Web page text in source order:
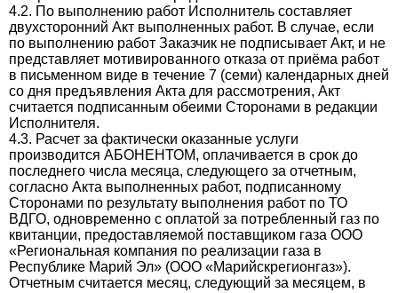
4.2. По выполнению работ Исполнитель составляет
двухсторонний Акт выполненных работ. В случае, если
по выполнению работ Заказчик не подписывает Акт, и не
представляет мотивированного отказа от приёма работ
в письменном виде в течение 7 (семи) календарных дней
со дня предъявления Акта для рассмотрения, Акт
считается подписанным обеими Сторонами в редакции
Исполнителя.
4.3. Расчет за фактически оказанные услуги
производится АБОНЕНТОМ, оплачивается в срок до
последнего числа месяца, следующего за отчетным,
согласно Акта выполненных работ, подписанному
Сторонами по результату выполнения работ по ТО
ВДГО, одновременно с оплатой за потребленный газ по
квитанции, предоставляемой поставщиком газа ООО
«Региональная компания по реализации газа в
Республике Марий Эл» (ООО «Марийскрегионгаз»).
Отчетным считается месяц, следующий за месяцем, в